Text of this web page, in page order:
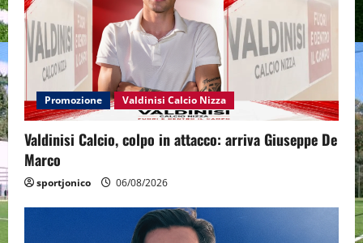
Promozione Valdinisi Calcio Nizza
Valdinisi Calcio, colpo in attacco: arriva Giuseppe De
Marco
sportjonico 06/08/2026